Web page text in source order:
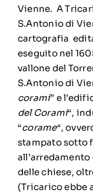
Vienne. A
S.Antonio di
cartografia
eseguito nel
vallone del
S.Antonio di
corami” e
del Corami“,
“corame“,
stampato sotto
delle chiese,
(Tricarico ebbe